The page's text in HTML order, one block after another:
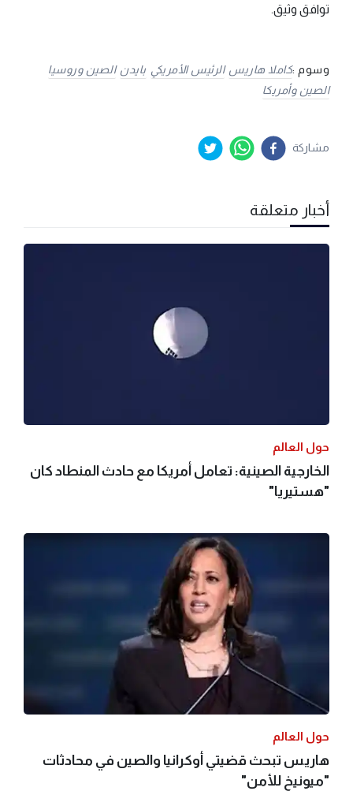
توافق وثيق.
وسوم :كاملا هاريس الرئيس الأمريكي بايدن الصين وروسيا
الصين وأمريكا
مشاركة
أخبار متعلقة
حول العالم
الخارجية الصينية: تعامل أمريكا مع حادث المنطاد كان
"هستيريا"
حول العالم
هاريس تبحث قضيتي أوكرانيا والصين في محادثات
"ميونيخ للأمن"